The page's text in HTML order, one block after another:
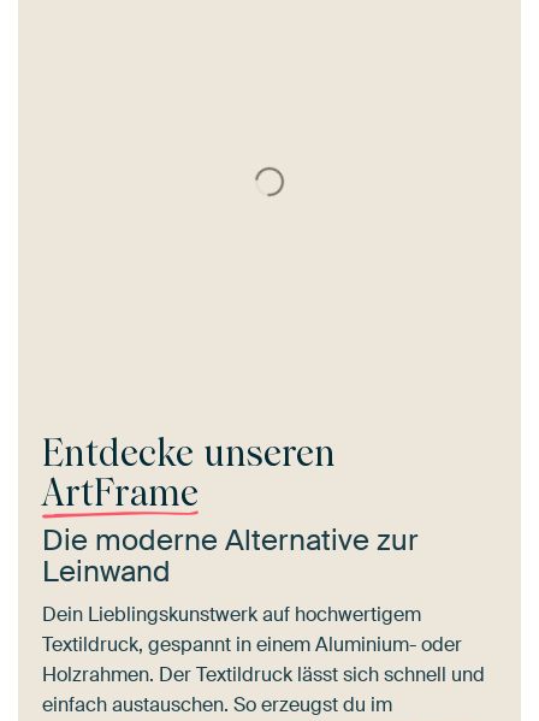
Entdecke unseren
ArtFrame
Die moderne Alternative zur
Leinwand
Dein Lieblingskunstwerk auf hochwertigem
Textildruck, gespannt in einem Aluminium- oder
Holzrahmen. Der Textildruck lässt sich schnell und
einfach austauschen. So erzeugst du im